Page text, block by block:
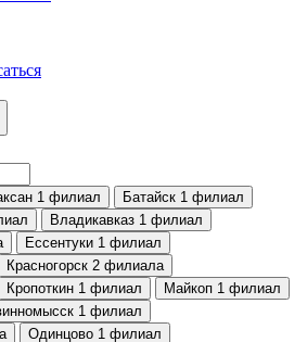
1 филиал Батайск 1 филиал
Владикавказ 1 филиал
Ессентуки 1 филиал
Красногорск 2 филиала
Кропоткин 1 филиал Майкоп 1 филиал
1 филиал
Одинцово 1 филиал